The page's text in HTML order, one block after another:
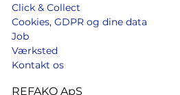
Click & Collect
Cookies, GDPR og dine data
Job
Værksted
Kontakt os
REFAKO ApS